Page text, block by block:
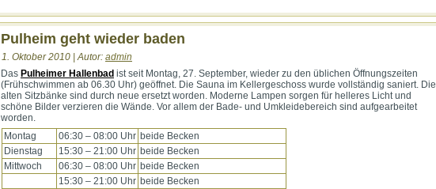
Pulheim geht wieder baden
1. Oktober 2010 | Autor: admin
Das Pulheimer Hallenbad ist seit Montag, 27. September, wieder zu den üblichen Öffnungszeiten
(Frühschwimmen ab 06.30 Uhr) geöffnet. Die Sauna im Kellergeschoss wurde vollständig saniert. Die
alten Sitzbänke sind durch neue ersetzt worden. Moderne Lampen sorgen für helleres Licht und
schöne Bilder verzieren die Wände. Vor allem der Bade- und Umkleidebereich sind aufgearbeitet
worden.
Montag
06:30 – 08:00 Uhr beide Becken
Dienstag
15:30 – 21:00 Uhr beide Becken
Mittwoch
06:30 – 08:00 Uhr beide Becken
15:30 – 21:00 Uhr beide Becken